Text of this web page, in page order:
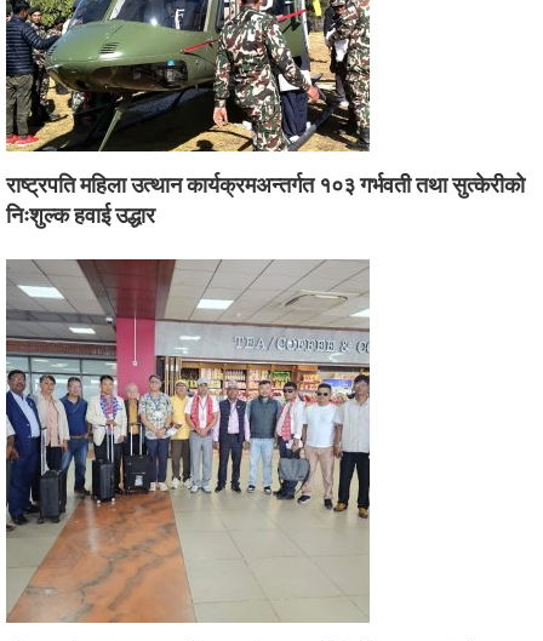
राष्ट्रपति महिला उत्थान कार्यक्रमअन्तर्गत १०३ गर्भवती तथा सुत्केरीको
निःशुल्क हवाई उद्धार